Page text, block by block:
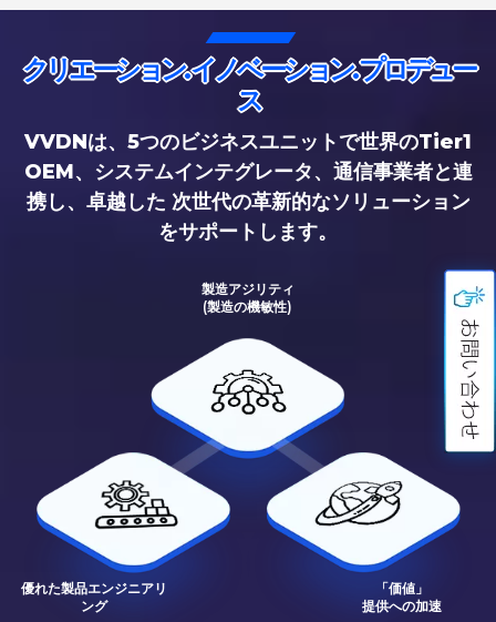
クリエーション. イノベーション. プロデュー
ス
VVDNは、5つのビジネスユニットで世界のTier1
OEM、システムインテグレータ、通信事業者と連
携し、卓越した 次世代の革新的なソリューション
をサポートします。
優れた製品エンジニアリ
ング
製造アジリティ
(製造の機敏性)
「価値」
提供への加速